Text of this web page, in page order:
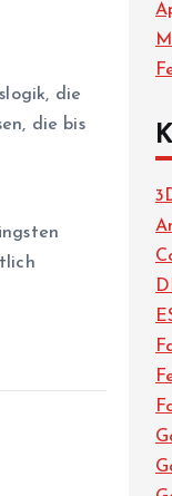
die
die bis